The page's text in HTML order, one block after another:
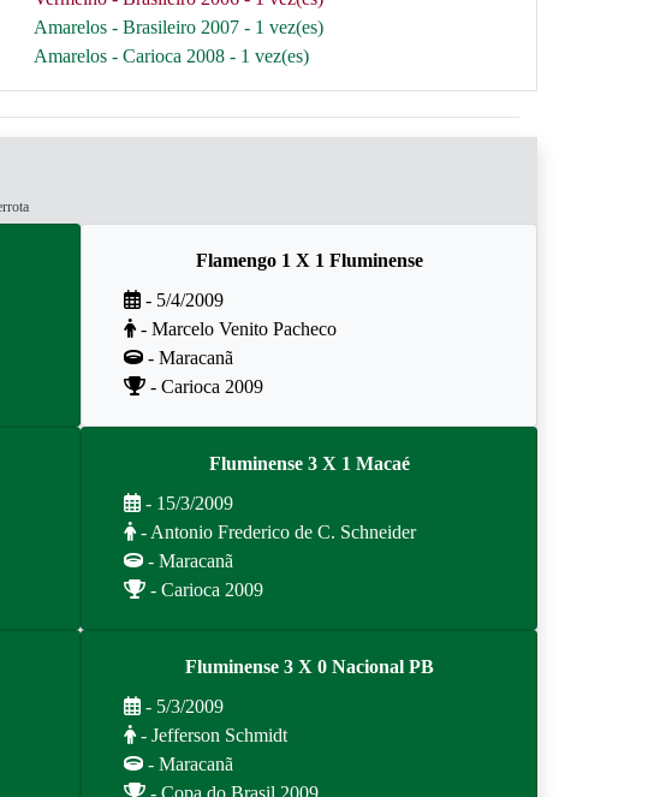
Amarelos - Brasileiro 2007 - 1 vez(es)
Amarelos - Carioca 2008 - 1 vez(es)
Flamengo 1 X 1 Fluminense
- 5/4/2009
- Marcelo Venito Pacheco
- Maracanã
- Carioca 2009
Fluminense 3 X 1 Macaé
- 15/3/2009
- Antonio Frederico de C. Schneider
- Maracanã
- Carioca 2009
Fluminense 3 X 0 Nacional PB
- 5/3/2009
- Jefferson Schmidt
- Maracanã
- Copa do Brasil 2009